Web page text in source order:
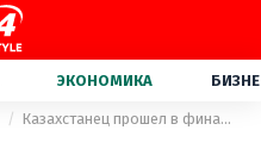
ЭКОНОМИКА
Казахстанец прошел в финал женского конкурса красоты, притворившись девушкой: организаторы его жеста не оценили